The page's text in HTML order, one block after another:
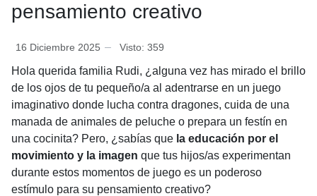
pensamiento creativo
16 Diciembre 2025 Visto: 359
Hola querida familia Rudi, ¿alguna vez has mirado el brillo
de los ojos de tu pequeño/a al adentrarse en un juego
imaginativo donde lucha contra dragones, cuida de una
manada de animales de peluche o prepara un festín en
una cocinita? Pero, ¿sabías que la educación por el
movimiento y la imagen que tus hijos/as experimentan
durante estos momentos de juego es un poderoso
estímulo para su pensamiento creativo?